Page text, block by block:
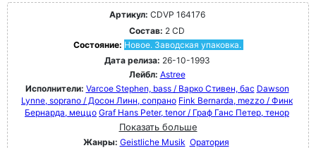
Артикул: CDVP 164176
Состав: 2 CD
Состояние: Новое. Заводская упаковка.
Дата релиза: 26-10-1993
Лейбл: Astree
Исполнители: Varcoe Stephen, bass / Варко Стивен, бас Dawson
Lynne, soprano / Досон Линн, сопрано Fink Bernarda, mezzo / Финк
Бернарда, меццо Graf Hans Peter, tenor / Граф Ганс Петер, тенор
Показать больше
Жанры: Geistliche Musik Оратория